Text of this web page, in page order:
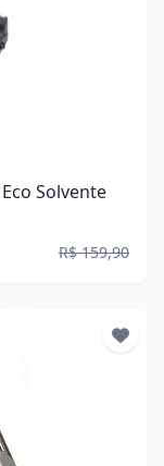
Solvente
R$ 159,90